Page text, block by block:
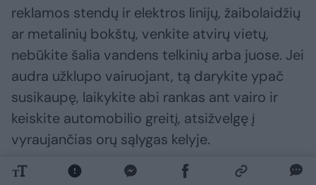
reklamos stendų ir elektros linijų, žaibolaidžių
ar metalinių bokštų, venkite atvirų vietų,
nebūkite šalia vandens telkinių arba juose. Jei
audra užklupo vairuojant, tą darykite ypač
susikaupę, laikykite abi rankas ant vairo ir
keiskite automobilio greitį, atsižvelgę į
vyraujančias orų sąlygas kelyje.